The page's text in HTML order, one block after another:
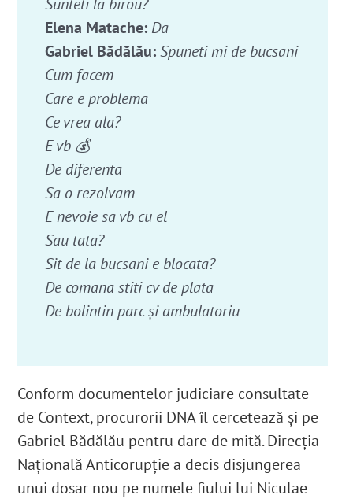
Sunteti la birou?
Elena Matache: Da
Gabriel Bădălău:Spuneti mi de bucsani
Cum facem
Care e problema
Ce vrea ala?
E vb 💰
De diferenta
Sa o rezolvam
E nevoie sa vb cu el
Sau tata?
Sit de la bucsani e blocata?
De comana stiti cv de plata
De bolintin parc şi ambulatoriu
Conform documentelor judiciare consultate
de Context, procurorii DNA îl cercetează și pe
Gabriel Bădălău pentru dare de mită. Direcția
Națională Anticorupție a decis disjungerea
unui dosar nou pe numele fiului lui Niculae